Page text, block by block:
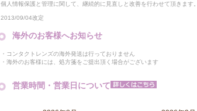
個人情報保護と管理に関して、継続的に見直しと改善を行わせて頂きます。
2013/09/04改定
海外のお客様へお知らせ
・コンタクトレンズの海外発送は行っておりません
・海外のお客様には、処方箋をご提出頂く場合がございます
営業時間・営業日について